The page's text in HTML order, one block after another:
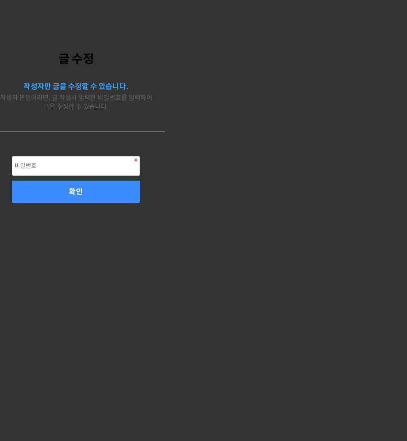
글 수정
작성자만 글을 수정할 수 있습니다.
작성자 본인이라면, 글 작성시 입력한 비밀번호를 입력하여
글을 수정할 수 있습니다.